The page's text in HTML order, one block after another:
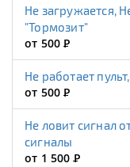
Не загружается,
"Тормозит"
от 500Р
Не работает
от 500Р
Не ловит сигнал
сигналы
от 1 500Р